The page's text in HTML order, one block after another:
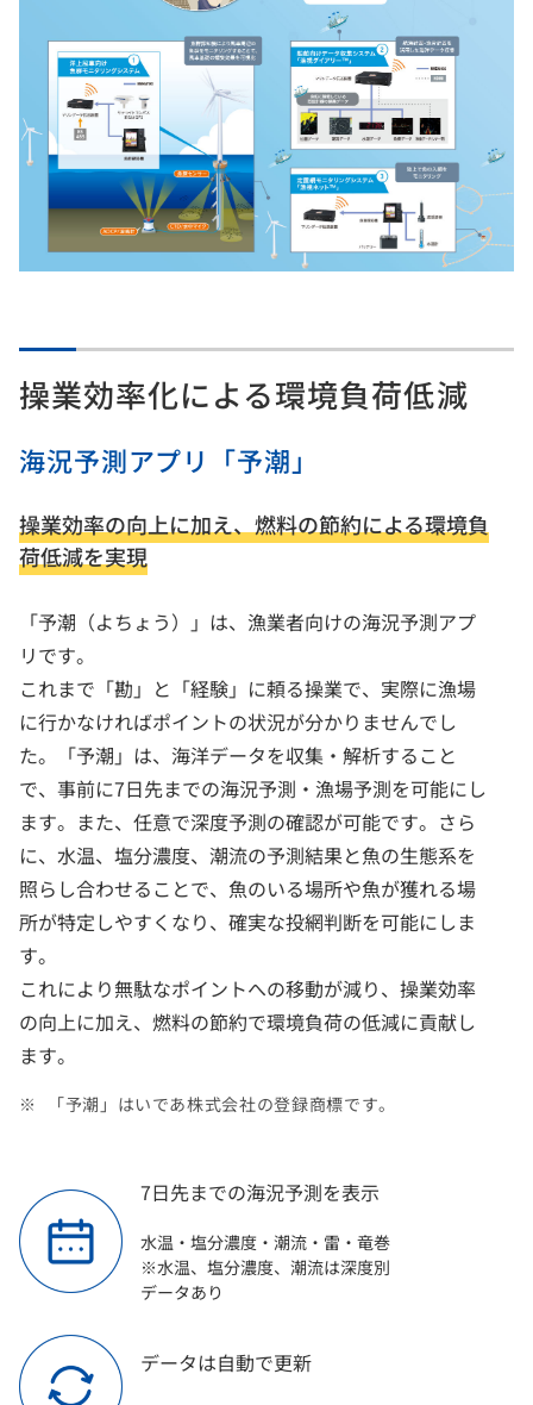
操業効率化による環境負荷低減
海況予測アプリ「予潮」
操業効率の向上に加え、燃料の節約による環境負
荷低減を実現
「予潮（よちょう）」は、漁業者向けの海況予測アプ
リです。
これまで「勘」と「経験」に頼る操業で、実際に漁場
に行かなければポイントの状況が分かりませんでし
た。「予潮」は、海洋データを収集・解析すること
で、事前に7日先までの海況予測・漁場予測を可能にし
ます。また、任意で深度予測の確認が可能です。さら
に、水温、塩分濃度、潮流の予測結果と魚の生態系を
照らし合わせることで、魚のいる場所や魚が獲れる場
所が特定しやすくなり、確実な投網判断を可能にしま
す。
これにより無駄なポイントへの移動が減り、操業効率
の向上に加え、燃料の節約で環境負荷の低減に貢献し
ます。
「予潮」はいであ株式会社の登録商標です。
7日先までの海況予測を表示
水温・塩分濃度・潮流・雷・竜巻
※水温、塩分濃度、潮流は深度別
データあり
データは自動で更新